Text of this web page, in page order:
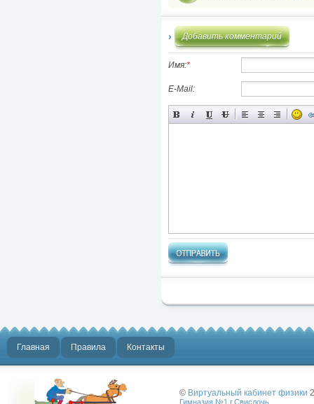
Добавить комментарий
Имя:*
E-Mail:
Главная Правила Контакты
© Виртуальный кабинет физики
Гимназия №1 г.Свислочь